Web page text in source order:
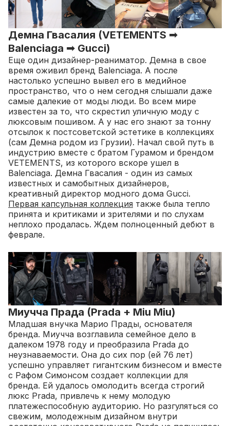
Демна Гвасалия (VETEMENTS ➟
Balenciaga ➟ Gucci)
Еще один дизайнер-реаниматор. Демна в свое
время оживил бренд Balenciaga. А после
настолько успешно вывел его в медийное
пространство, что о нем сегодня слышали даже
самые далекие от моды люди. Во всем мире
известен за то, что скрестил уличную моду с
люксовым пошивом. А у нас его знают за тонну
отсылок к постсоветской эстетике в коллекциях
(сам Демна родом из Грузии). Начал свой путь в
индустрию вместе с братом Гурамом и брендом
VETEMENTS, из которого вскоре ушел в
Balenciaga. Демна Гвасалия - один из самых
известных и самобытных дизайнеров,
креативный директор модного дома Gucci.
Первая капсульная коллекция также была тепло
принята и критиками и зрителями и по слухам
неплохо продалась. Ждем полноценный дебют в
феврале.
Миучча Прада (Prada + Miu Miu)
Младшая внучка Марио Прады, основателя
бренда. Миучча возглавила семейное дело в
далеком 1978 году и преобразила Prada до
неузнаваемости. Она до сих пор (ей 76 лет)
успешно управляет гигантским бизнесом и вместе
с Рафом Симонсом создает коллекции для
бренда. Ей удалось омолодить всегда строгий
люкс Prada, привлечь к нему молодую
платежеспособную аудиторию. Но разгуляться со
свежим, молодежным дизайном внутри